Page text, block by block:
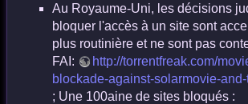
Au Royaume-Uni, les décisions
bloquer l'accès à un site sont
plus routinière et ne sont pas
FAI:
http://torrentfreak.com/
blockade-against-solarmovie-
; Une 100aine de sites bloqués :